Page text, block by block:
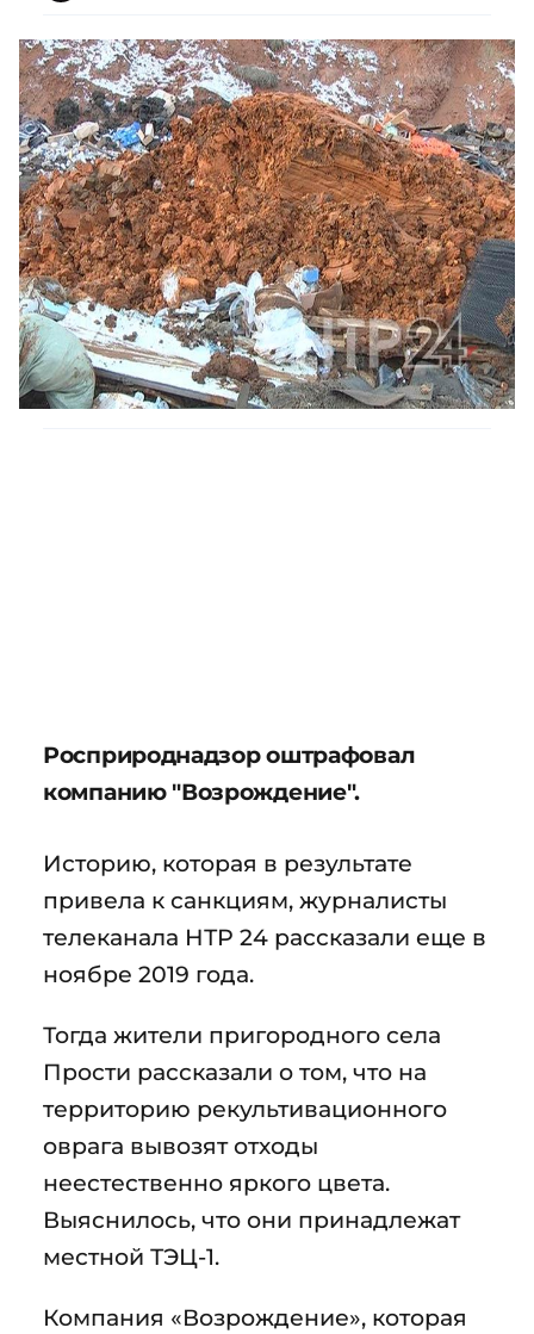
Росприроднадзор оштрафовал
компанию "Возрождение".
Историю, которая в результате
привела к санкциям, журналисты
телеканала НТР 24 рассказали еще в
ноябре 2019 года.
Тогда жители пригородного села
Прости рассказали о том, что на
территорию рекультивационного
оврага вывозят отходы
неестественно яркого цвета.
Выяснилось, что они принадлежат
местной ТЭЦ-1.
Компания «Возрождение», которая